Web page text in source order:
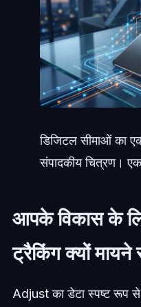
डिजिटल सीमाओं का
संपादकीय चित्रण। एक
आपके विकास के
ट्रैकिंग क्यों मायने
Adjust का डेटा स्पष्ट रूप